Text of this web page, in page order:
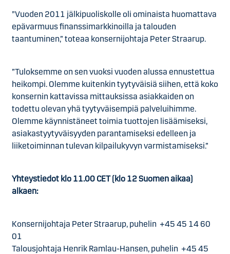
”Vuoden 2011 jälkipuoliskolle oli ominaista huomattava
epävarmuus finanssimarkkinoilla ja talouden
taantuminen,” toteaa konsernijohtaja Peter Straarup.
”Tuloksemme on sen vuoksi vuoden alussa ennustettua
heikompi. Olemme kuitenkin tyytyväisiä siihen, että koko
konsernin kattavissa mittauksissa asiakkaiden on
todettu olevan yhä tyytyväisempiä palveluihimme.
Olemme käynnistäneet toimia tuottojen lisäämiseksi,
asiakastyytyväisyyden parantamiseksi edelleen ja
liiketoiminnan tulevan kilpailukyvyn varmistamiseksi.”
Yhteystiedot klo 11.00 CET (klo 12 Suomen aikaa)
alkaen:
Konsernijohtaja Peter Straarup, puhelin +45 45 14 60
01
Talousjohtaja Henrik Ramlau-Hansen, puhelin +45 45